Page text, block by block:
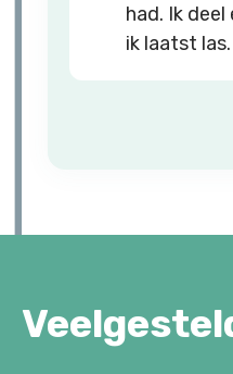
had. Ik
ik laatst las.